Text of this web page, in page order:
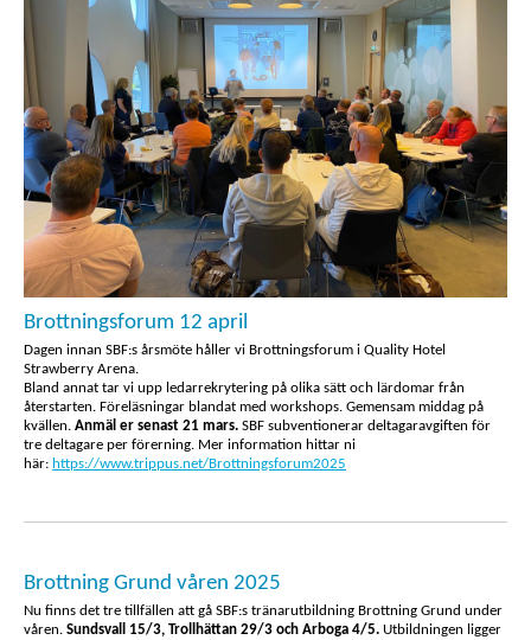
Brottningsforum 12 april
Dagen innan SBF:s årsmöte håller vi Brottningsforum i Quality Hotel
Strawberry Arena.
Bland annat tar vi upp ledarrekrytering på olika sätt och lärdomar från
återstarten. Föreläsningar blandat med workshops. Gemensam middag på
kvällen. Anmäl er senast 21 mars. SBF subventionerar deltagaravgiften för
tre deltagare per förerning. Mer information hittar ni
här: https://www.trippus.net/Brottningsforum2025
Brottning Grund våren 2025
Nu finns det tre tillfällen att gå SBF:s tränarutbildning Brottning Grund under
våren. Sundsvall 15/3, Trollhättan 29/3 och Arboga 4/5. Utbildningen ligger